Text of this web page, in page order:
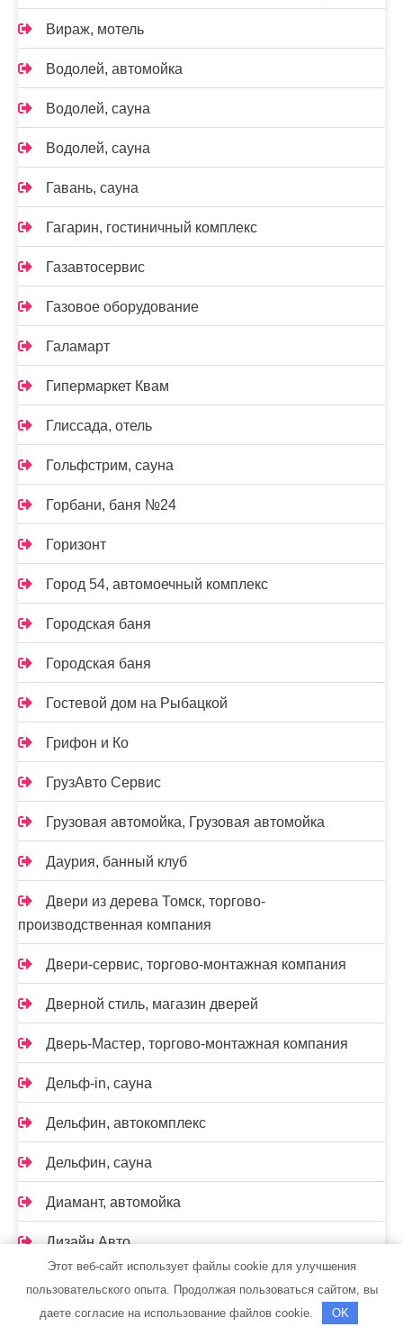
Вираж, мотель
Водолей, автомойка
Водолей, сауна
Водолей, сауна
Гавань, сауна
Гагарин, гостиничный комплекс
Газавтосервис
Газовое оборудование
Галамарт
Гипермаркет Квам
Глиссада, отель
Гольфстрим, сауна
Горбани, баня №24
Горизонт
Город 54, автомоечный комплекс
Городская баня
Городская баня
Гостевой дом на Рыбацкой
Грифон и Ко
ГрузАвто Сервис
Грузовая автомойка, Грузовая автомойка
Даурия, банный клуб
Двери из дерева Томск, торгово-
производственная компания
Двери-сервис, торгово-монтажная компания
Дверной стиль, магазин дверей
Дверь-Мастер, торгово-монтажная компания
Дельф-in, сауна
Дельфин, автокомплекс
Дельфин, сауна
Диамант, автомойка
Дизайн Авто
Дом в парке, гостевой дом
Домашний уют, сауна
Этот веб-сайт использует файлы cookie для улучшения
пользовательского опыта. Продолжая пользоваться сайтом, вы
даете согласие на использование файлов cookie.
OK